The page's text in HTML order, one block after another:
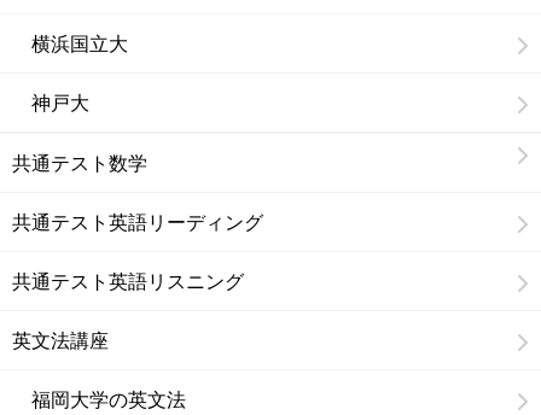
横浜国立大
神戸大
共通テスト数学
共通テスト英語リーディング
共通テスト英語リスニング
英文法講座
福岡大学の英文法